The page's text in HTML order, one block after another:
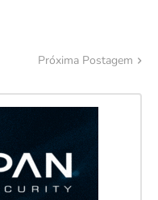
Próxima Postagem